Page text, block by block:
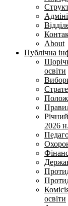
About
Публічна
освіти
2026
освіти